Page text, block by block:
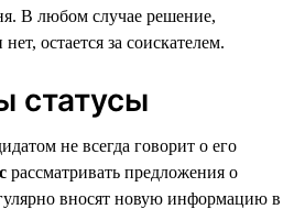
В любом случае решение,
остается за соискателем.
статусы
не всегда говорит о его
рассматривать предложения о
вносят новую информацию в